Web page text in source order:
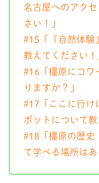
名古屋へのアク
さい！」
#15「『自然体験
教えてください！
#16「橿原にコワ
りますか？」
#17「ここに行け
ポットについて教
#18「橿原の歴史
て学べる場所はあ